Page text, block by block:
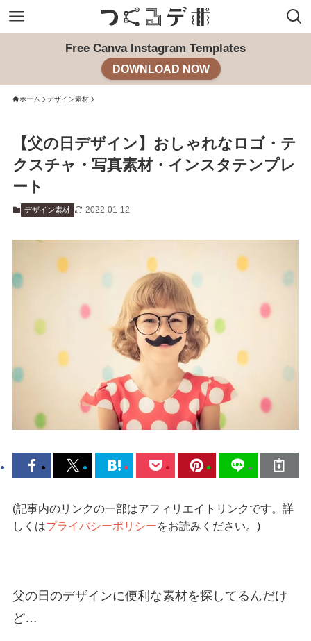
Free Canva Instagram Templates
DOWNLOAD NOW
ホーム デザイン素材
【父の日デザイン】おしゃれなロゴ・テ
クスチャ・写真素材・インスタテンプレ
ート
デザイン素材 2022-01-12
(記事内のリンクの一部はアフィリエイトリンクです。詳
しくはプライバシーポリシーをお読みください。)
父の日のデザインに便利な素材を探してるんだけ
ど…